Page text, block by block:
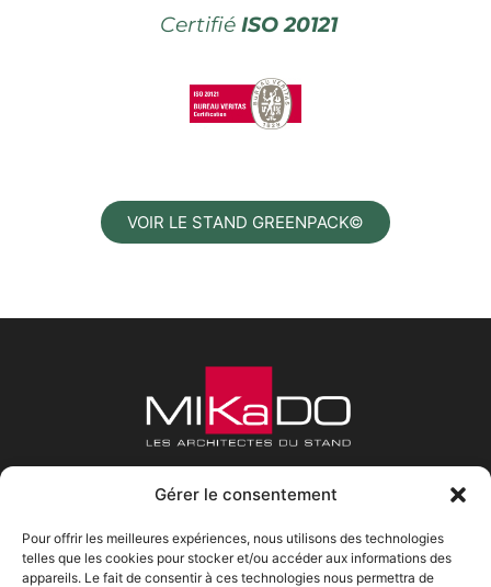
Gérer le consentement
Pour offrir les meilleures expériences, nous utilisons des technologies
telles que les cookies pour stocker et/ou accéder aux informations des
appareils. Le fait de consentir à ces technologies nous permettra de
Certifié ISO 20121
VOIR LE STAND GREENPACK©